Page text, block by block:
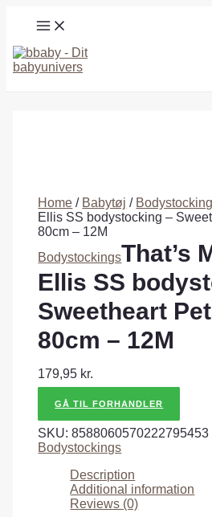
MAIN
MENU
Home / Babytøj /
Ellis SS bodystocking –
80cm – 12M
BodystockingsThat’s
Ellis SS
Sweetheart
80cm – 12M
179,95 kr.
GÅ TIL FORHANDLER
SKU:8588060570222795453
Bodystockings
Description
Additional information
Reviews (0)